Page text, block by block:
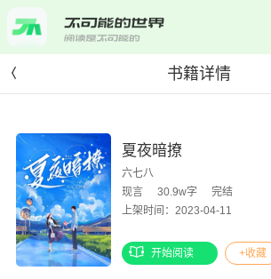
书籍详情
夏夜暗撩
六七八
现言
30.9w字
完结
上架时间：2023-04-11
开始阅读 +收藏